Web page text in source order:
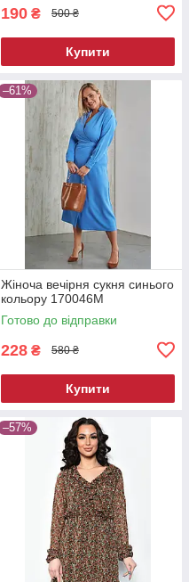
190 ₴ 500 ₴
Купити
–61%
Жіноча вечірня сукня синього
кольору 170046M
Готово до відправки
228 ₴ 580 ₴
Купити
–57%